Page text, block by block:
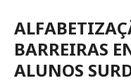
BARREIRAS
ALUNOS